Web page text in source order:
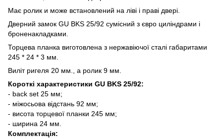
Має ролик и може встановлений на ліві і праві двері.
Дверний замок GU BKS 25/92 сумісний з євро циліндрами і
броненакладками.
Торцева планка виготовлена з нержавіючої сталі габаритами
245 * 24 * 3 мм.
Виліт ригеля 20 мм., а ролик 9 мм.
Короткі характеристики GU BKS 25/92:
- back set 25 мм;
- міжосьова відстань 92 мм;
- висота торцевої планки 245 мм;
- ширина 24 мм.
Комплектація: